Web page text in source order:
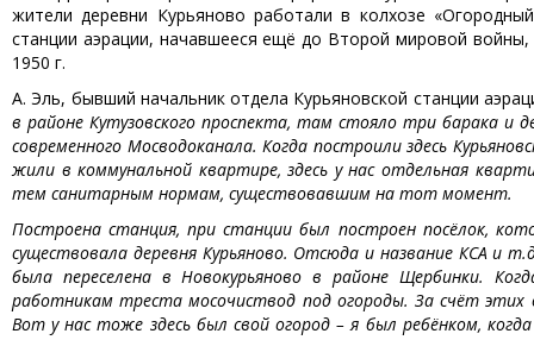
жители деревни Курьяново работали в колхозе
станции аэрации, начавшееся ещё до Второй мировой
1950 г.
А. Эль, бывший начальник отдела Курьяновской станции
в районе Кутузовского проспекта, там стояло три барака и
современного Мосводоканала. Когда построили здесь
жили в коммунальной квартире, здесь у нас отдельная
тем санитарным нормам, существовавшим на тот момент.
Построена станция, при станции был построен посёлок,
существовала деревня Курьяново. Отсюда и название КСА и
была переселена в Новокурьяново в районе Щербинки.
работникам треста мосочиствод под огороды. За счёт этих
Вот у нас тоже здесь был свой огород – я был ребёнком,